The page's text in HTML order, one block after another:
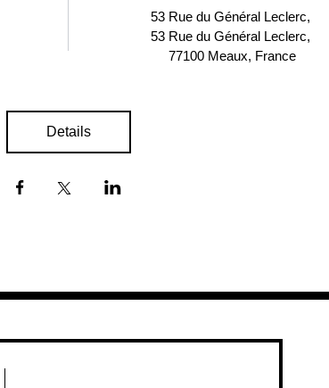
53 Rue du Général Leclerc,
53 Rue du Général Leclerc,
77100 Meaux, France
Details